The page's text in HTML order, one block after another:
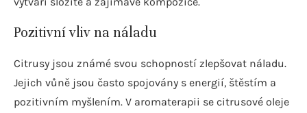
Pozitivní vliv na náladu
Citrusy jsou známé svou schopností zlepšovat náladu.
Jejich vůně jsou často spojovány s energií, štěstím a
pozitivním myšlením. V aromaterapii se citrusové oleje